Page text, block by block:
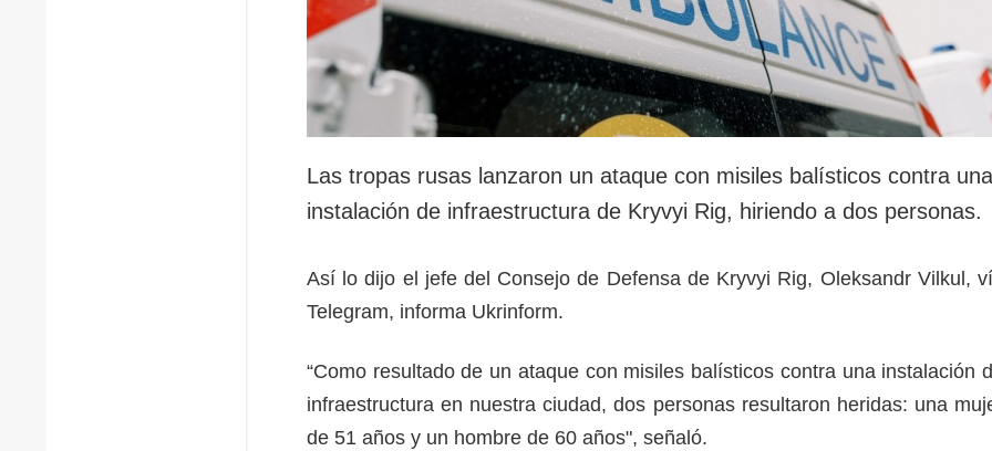
Las tropas rusas lanzaron un ataque con misiles balísticos contra una
instalación de infraestructura de Kryvyi Rig, hiriendo a dos personas.
Así lo dijo el jefe del Consejo de Defensa de Kryvyi Rig, Oleksandr Vilkul,
Telegram, informa Ukrinform.
“Como resultado de un ataque con misiles balísticos contra una instalación
infraestructura en nuestra ciudad, dos personas resultaron heridas: una
de 51 años y un hombre de 60 años", señaló.